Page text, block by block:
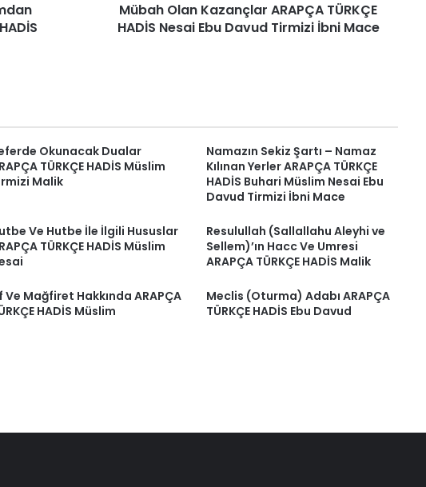
TirmiziMübah Olan Kazançlar ARAPÇA TÜRKÇE
HADİS Nesai Ebu Davud Tirmizi İbni Mace
Okunacak Dualar
TÜRKÇE HADİS Müslim
Malik
Namazın Sekiz Şartı – Namaz
Kılınan Yerler ARAPÇA TÜRKÇE
HADİS Buhari Müslim Nesai Ebu
Davud Tirmizi İbni Mace
Ve Hutbe İle İlgili Hususlar
TÜRKÇE HADİS Müslim
Resulullah (Sallallahu Aleyhi ve
Sellem)’ın Hacc Ve Umresi
ARAPÇA TÜRKÇE HADİS Malik
Ve Mağfiret Hakkında ARAPÇA
HADİS Müslim
Meclis (Oturma) Adabı ARAPÇA
TÜRKÇE HADİS Ebu Davud